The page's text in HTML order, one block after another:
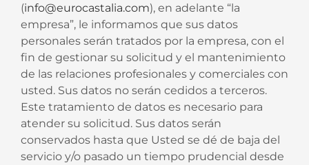
(info@eurocastalia.com), en adelante “la
empresa”, le informamos que sus datos
personales serán tratados por la empresa, con el
fin de gestionar su solicitud y el mantenimiento
de las relaciones profesionales y comerciales con
usted. Sus datos no serán cedidos a terceros.
Este tratamiento de datos es necesario para
atender su solicitud. Sus datos serán
conservados hasta que Usted se dé de baja del
servicio y/o pasado un tiempo prudencial desde